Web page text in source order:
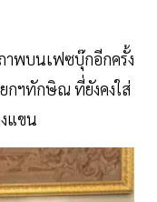
าพบนเฟซบุ๊กอีกครั้ง
กฯทักษิณ ที่ยังคงใส่
แขน